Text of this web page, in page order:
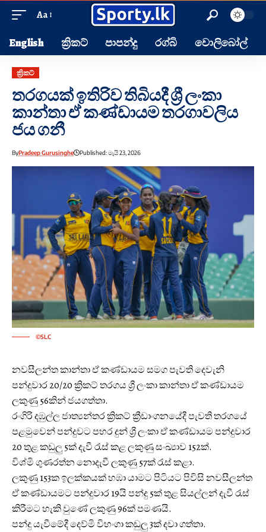
Aa
English ක්‍රිකට් පාපන්දු රග්බි වොලිබෝල්
ක්‍රිකට්
තරගයක් ඉතිරිව තිබියදී ශ්‍රී ලංකා
කාන්තා ඒ කණ්ඩායම තරගාවලිය
ජය ගනී
ByPradeep Gurusinghe Published: මැයි 23, 2026
©SLC
නවසීලන්ත කාන්තා ඒ කණ්ඩායම සමග පැවති දෙවැනි
පන්දුවාර 20/20 ක්‍රිකට් තරගය ශ්‍රී ලංකා කාන්තා ඒ කණ්ඩායම
ලකුණු 56කින් ජයගත්තා.
රංගිරි දඹුල්ල ජාත්‍යන්තර ක්‍රිකට් ක්‍රීඩාංගනයේදී පැවති තරගයේ
පළමුවෙන් පන්දුවට පහර දුන් ශ්‍රී ලංකා ඒ කණ්ඩායම පන්දුවාර
20 තුළ කඩුලු 5ක් දැවී රැස් කළ ලකුණු සංඛ්‍යාව 152ක්.
විශ්මි ගුණරත්න නොදැවී ලකුණු 57ක් රැස් කළා.
ලකුණු 153ක ඉලක්කයක් හඹා යාමට පිටියට පිවිසි නවසීලන්ත
ඒ කණ්ඩායමට පන්දුවාර 19යි පන්දු 5ක් තුළ සියල්ලන් දැවී රැස්
කිරීමට හැකි වුණේ ලකුණු 96ක් පමණයි.
පන්දු යැවීමේදී දෙව්මි විහංගා කඩුලු 3ක් දවා ගත්තා.